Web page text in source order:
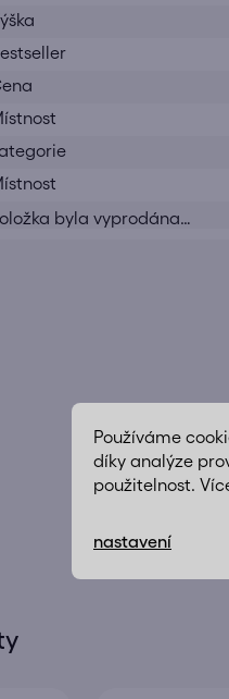
Používáme
díky analýze
použitelnost.
nastavení
byla vyprodána…